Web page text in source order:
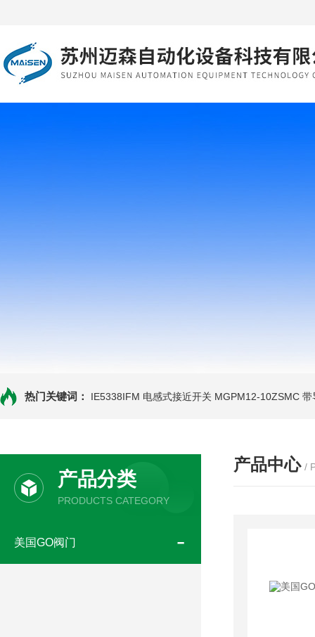
热门关键词： IE5338IFM 电感式接近开关 MGPM12-10ZSMC 带
产品分类
PRODUCTS CATEGORY
美国GO阀门
产品中心 /